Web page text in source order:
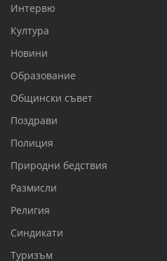
Интервю
Култура
Новини
Образование
Общински съвет
Поздрави
Полиция
Природни бедствия
Размисли
Религия
Синдикати
Туризъм